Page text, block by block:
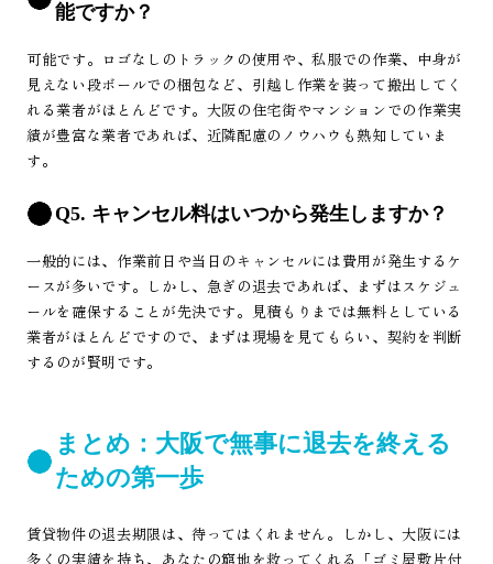
能ですか？
可能です。ロゴなしのトラックの使用や、私服での作業、中身が
見えない段ボールでの梱包など、引越し作業を装って搬出してく
れる業者がほとんどです。大阪の住宅街やマンションでの作業実
績が豊富な業者であれば、近隣配慮のノウハウも熟知していま
す。
Q5. キャンセル料はいつから発生しますか？
一般的には、作業前日や当日のキャンセルには費用が発生するケ
ースが多いです。しかし、急ぎの退去であれば、まずはスケジュ
ールを確保することが先決です。見積もりまでは無料としている
業者がほとんどですので、まずは現場を見てもらい、契約を判断
するのが賢明です。
まとめ：大阪で無事に退去を終える
ための第一歩
賃貸物件の退去期限は、待ってはくれません。しかし、大阪には
多くの実績を持ち、あなたの窮地を救ってくれる「ゴミ屋敷片付